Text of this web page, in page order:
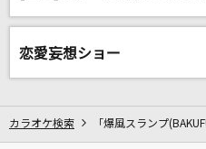
恋愛妄想ショー
カラオケ検索 「爆風スランプ